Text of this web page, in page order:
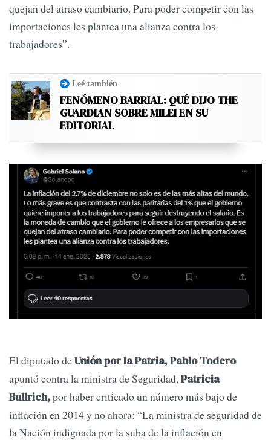
quejan del atraso cambiario. Para poder competir con las
importaciones les plantea una alianza contra los
trabajadores”.
Leé también
FENÓMENO BARRIAL: QUÉ DIJO THE
GUARDIAN SOBRE MILEI EN SU
EDITORIAL
El diputado deUnión por la Patria, Pablo Todero
apuntó contra la ministra de Seguridad, Patricia
Bullrich,por haber criticado un número más bajo de
inflación en 2014 y no ahora: “La ministra de seguridad de
la Nación indignada por la suba de la inflación en